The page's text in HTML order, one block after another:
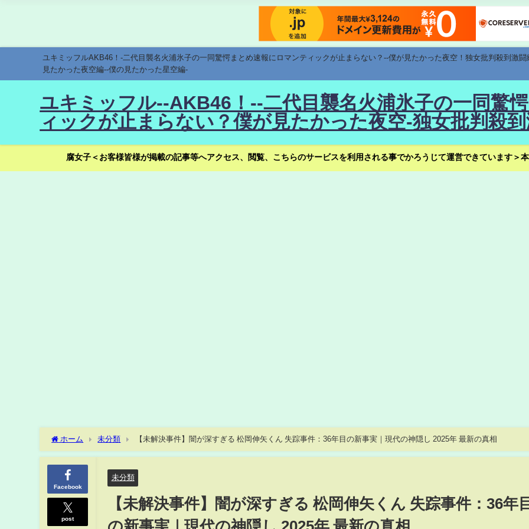
ユキミッフルAKB46！-二代目襲名火浦氷子の一同驚愕まとめ速報にロマンティックが止まらない？--僕が見たかった夜空！独女批判殺到激
見たかった夜空編--僕の見たかった星空編-
ユキミッフル--AKB46！--二代目襲名火浦氷子の一同驚
ィックが止まらない？僕が見たかった夜空-独女批判殺
腐女子＜お客様皆様が掲載の記事等へアクセス、閲覧、こちらのサービスを利用される事でかろうじて運営できています＞
ホーム 未分類 【未解決事件】闇が深すぎる 松岡伸矢くん 失踪事件：36年目の新事実｜現代の神隠し 2025年 最新の真相
Facebook
post
未分類
【未解決事件】闇が深すぎる 松岡伸矢くん 失踪事件：36年